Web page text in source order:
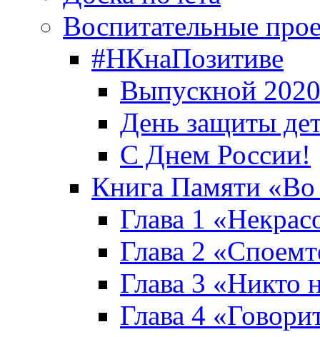
Воспитательные
#НКнаПозитиве
Выпускной
День защиты
С Днем России!
Книга Памяти
Глава 1
Глава 2
Глава 3 «Никто
Глава 4